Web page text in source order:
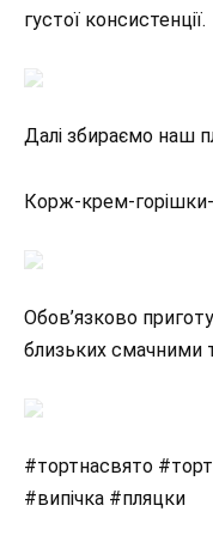
густої консистенції.
Далі збираємо наш
Корж-крем-
Обов’язково
близьких смачними
#тортнасвято
#випічка #пляцки